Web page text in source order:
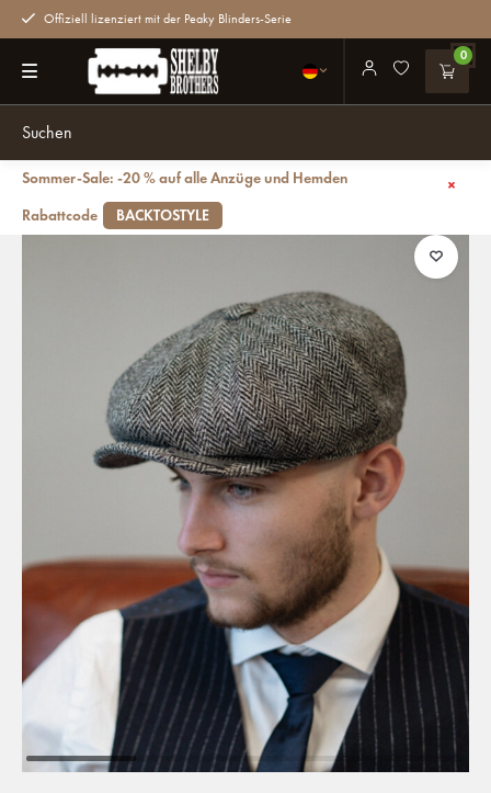
Offiziell lizenziert mit der Peaky Blinders-Serie
0
Sommer-Sale: -20 % auf alle Anzüge und Hemden
Rabattcode
BACKTOSTYLE
Newsboy-Mütze | Harris Tweed | 8-Paneele | Grau